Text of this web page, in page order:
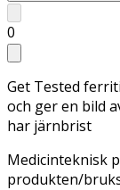
0
Get Tested
och ger en bild
har järnbrist
Medicinteknisk
produkten/